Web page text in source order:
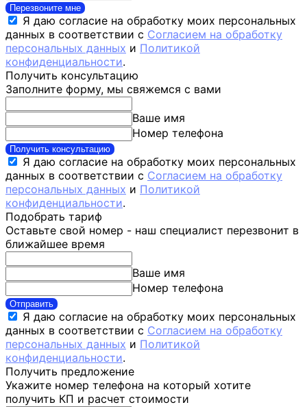
Перезвоните мне
Я даю согласие на обработку моих персональных
данных в соответствии с Согласием на обработку
персональных данных и Политикой
конфиденциальности.
Получить консультацию
Заполните форму, мы свяжемся с вами
Ваше имя
Номер телефона
Получить консультацию
Я даю согласие на обработку моих персональных
данных в соответствии с Согласием на обработку
персональных данных и Политикой
конфиденциальности.
Подобрать тариф
Оставьте свой номер - наш специалист перезвонит в
ближайшее время
Ваше имя
Номер телефона
Отправить
Я даю согласие на обработку моих персональных
данных в соответствии с Согласием на обработку
персональных данных и Политикой
конфиденциальности.
Получить предложение
Укажите номер телефона на который хотите
получить КП и расчет стоимости